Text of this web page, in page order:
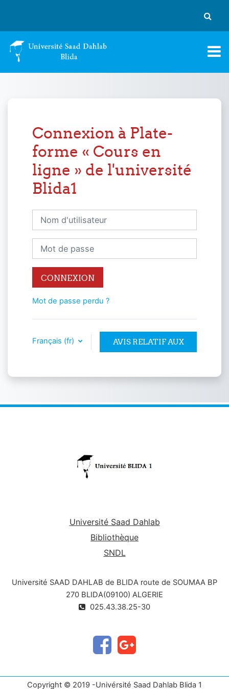
Connexion à Plate-
forme « Cours en
ligne » de l'université
Blida1
Nom d'utilisateur
Mot de passe
CONNEXION
Mot de passe perdu ?
Français ‎(fr)‎ AVIS RELATIF AUX
Université Saad Dahlab
Bibliothèque
SNDL
Université SAAD DAHLAB de BLIDA route de SOUMAA BP
270 BLIDA(09100) ALGERIE
025.43.38.25-30
Copyright © 2019 -Univérsité Saad Dahlab Blida 1